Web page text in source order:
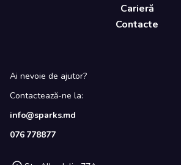
Carieră
Contacte
Ai nevoie de ajutor?
Contactează-ne la:
info@sparks.md
076 778877